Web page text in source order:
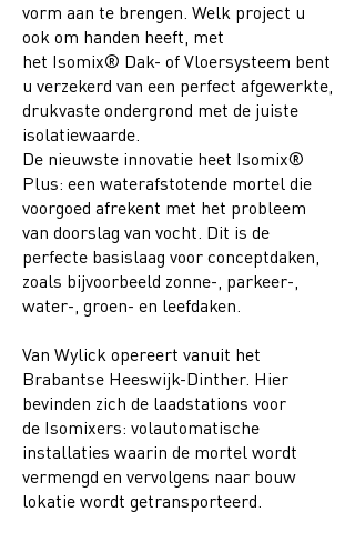
vorm aan te brengen. Welk project u
ook om handen heeft, met
het Isomix® Dak- of Vloersysteem bent
u verzekerd van een perfect afgewerkte,
drukvaste ondergrond met de juiste
isolatiewaarde.
De nieuwste innovatie heet Isomix®
Plus: een waterafstotende mortel die
voorgoed afrekent met het probleem
van doorslag van vocht. Dit is de
perfecte basislaag voor conceptdaken,
zoals bijvoorbeeld zonne-, parkeer-,
water-, groen- en leefdaken.
Van Wylick opereert vanuit het
Brabantse Heeswijk-Dinther. Hier
bevinden zich de laadstations voor
de Isomixers: volautomatische
installaties waarin de mortel wordt
vermengd en vervolgens naar bouw
lokatie wordt getransporteerd.